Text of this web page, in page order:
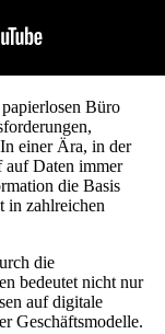
Büro
einer Ära, in der
Daten immer
die Basis
in zahlreichen
die
bedeutet nicht nur
auf digitale
Geschäftsmodelle.